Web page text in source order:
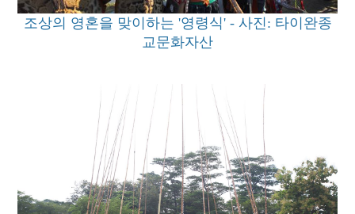
조상의 영혼을 맞이하는 '영령식' - 사진: 타이완종
교문화자산